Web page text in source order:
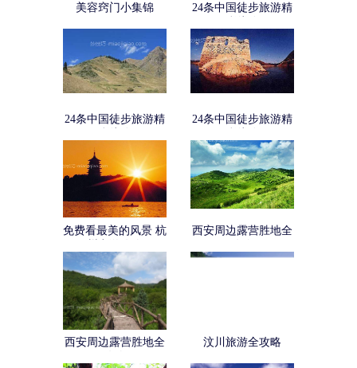
美容窍门小集锦
24条中国徒步旅游精
24条中国徒步旅游精
24条中国徒步旅游精
免费看最美的风景 杭
西安周边露营胜地全
西安周边露营胜地全
汶川旅游全攻略